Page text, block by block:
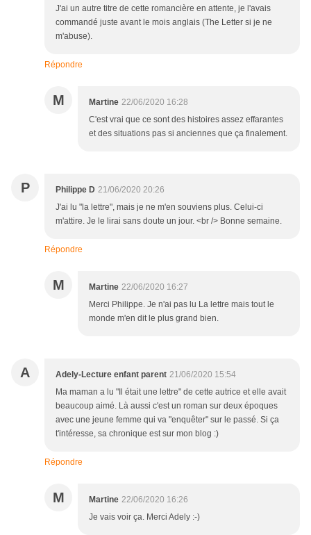
J'ai un autre titre de cette romancière en attente, je l'avais
commandé juste avant le mois anglais (The Letter si je ne
m'abuse).
Répondre
M Martine 22/06/2020 16:28
C'est vrai que ce sont des histoires assez effarantes
et des situations pas si anciennes que ça finalement.
P Philippe D 21/06/2020 20:26
J'ai lu "la lettre", mais je ne m'en souviens plus. Celui-ci
m'attire. Je le lirai sans doute un jour. <br /> Bonne semaine.
Répondre
M Martine 22/06/2020 16:27
Merci Philippe. Je n'ai pas lu La lettre mais tout le
monde m'en dit le plus grand bien.
A Adely-Lecture enfant parent 21/06/2020 15:54
Ma maman a lu "Il était une lettre" de cette autrice et elle avait
beaucoup aimé. Là aussi c'est un roman sur deux époques
avec une jeune femme qui va "enquêter" sur le passé. Si ça
t'intéresse, sa chronique est sur mon blog :)
Répondre
M Martine 22/06/2020 16:26
Je vais voir ça. Merci Adely :-)